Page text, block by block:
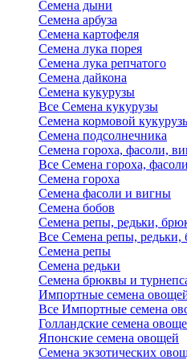
Семена дыни
Семена арбуза
Семена картофеля
Семена лука порея
Семена лука репчатого
Семена дайкона
Семена кукурузы
Все Семена кукурузы
Семена кормовой
Семена подсолнечника
Семена гороха, фасоли,
Все Семена гороха,
Семена гороха
Семена фасоли и вигны
Семена бобов
Семена репы, редьки,
Все Семена репы, редьки,
Семена репы
Семена редьки
Семена брюквы и
Импортные семена
Все Импортные семена
Голландские семена
Японские семена овощей
Семена экзотических